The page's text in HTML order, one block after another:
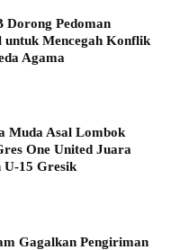
Dorong Pedoman
untuk Mencegah Konflik
Agama
Muda Asal Lombok
One United Juara
U-15 Gresik
Gagalkan Pengiriman